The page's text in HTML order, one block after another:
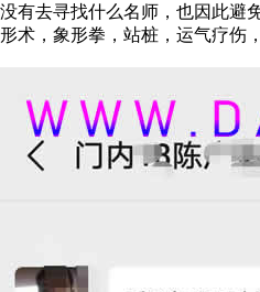
没有去寻找什么名师，也因此避
形术，象形拳，站桩，运气疗伤